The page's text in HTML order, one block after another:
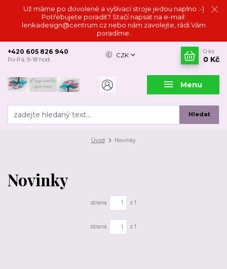
Už máme po dovolené a vyšívací stroje jedou naplno :-)
Potřebujete poradit? Stačí napsat na e-mail:
lenkadesign@centrum.cz nebo nám zavolejte, rádi Vám
poradíme.
Menu
CZK
Hledat
+420 605 826 940
Po-Pá, 9-18 hod.
0 ks
0 Kč
Úvod Novinky
Novinky
strana z 1
strana z 1